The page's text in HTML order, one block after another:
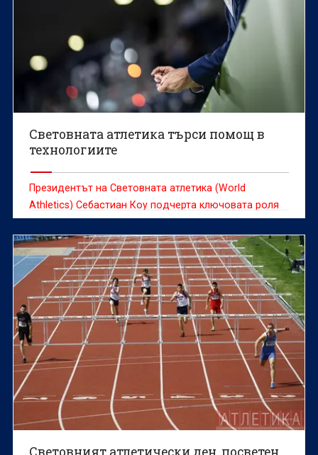
Световната атлетика търси помощ в
технологиите
Президентът на Световната атлетика (World
Athletics) Себастиан Коу подчерта ключовата роля
на технологичните иновации за привличането на по-
млади аудитории към спорта.
Световният атлетически ден, посветен